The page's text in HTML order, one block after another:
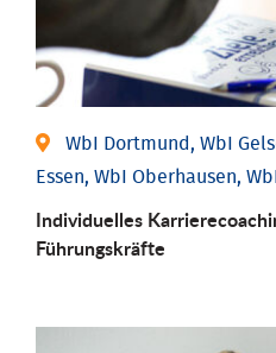
WbI Dortmund, WbI
Essen, WbI Oberhausen,
Individu­elles
Führungs­kräfte